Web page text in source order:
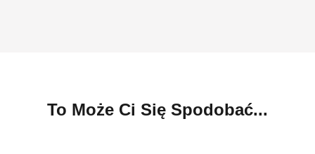
To Może Ci Się Spodobać...